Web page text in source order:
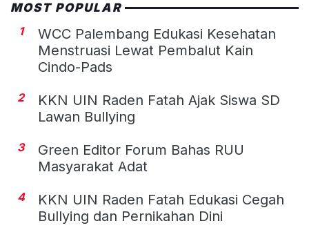
MOST POPULAR
1
WCC Palembang Edukasi Kesehatan
Menstruasi Lewat Pembalut Kain
Cindo-Pads
2
KKN UIN Raden Fatah Ajak Siswa SD
Lawan Bullying
3
Green Editor Forum Bahas RUU
Masyarakat Adat
4
KKN UIN Raden Fatah Edukasi Cegah
Bullying dan Pernikahan Dini